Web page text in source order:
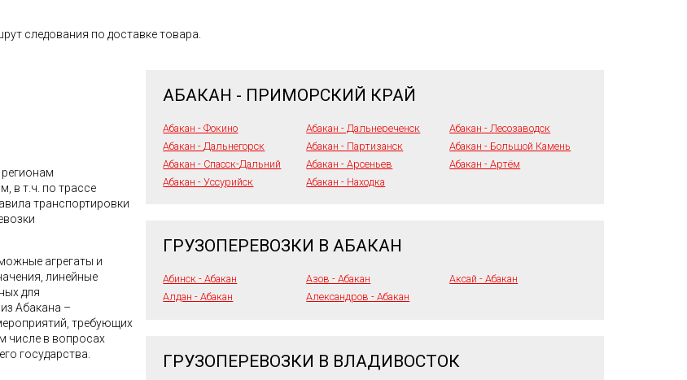
следования по доставке товара.
в т.ч. по трассе
транспортировки
агрегаты и
линейные
для
Абакана –
требующих
числе в вопросах
государства.
АБАКАН - ПРИМОРСКИЙ КРАЙ
Абакан - Фокино Абакан - Дальнереченск
Абакан - Лесозаводск
Абакан - Дальнегорск
Абакан - Партизанск
Абакан - Большой Камень
Абакан - Спасск-Дальний
Абакан - Арсеньев
Абакан - Артём
Абакан - Уссурийск
Абакан - Находка
ГРУЗОПЕРЕВОЗКИ В АБАКАН
Абинск - Абакан Азов - Абакан
Аксай - Абакан
Алдан - Абакан
Александров - Абакан
ГРУЗОПЕРЕВОЗКИ В ВЛАДИВОСТОК